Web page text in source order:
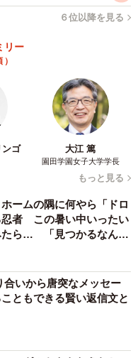
６位以降を見る
リー
ンゴ 大江 篤
園田学園女子大学学長
もっと見る
ームの隅に何やら「ドロ
忍者 この暑い中いったい
ら… 「見つかるなんて
合いから唐突なメッセー
ともできる賢い返信文と